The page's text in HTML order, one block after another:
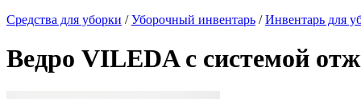
Средства для уборки /Уборочный инвентарь /Инвентарь для
Ведро VILEDA с системой